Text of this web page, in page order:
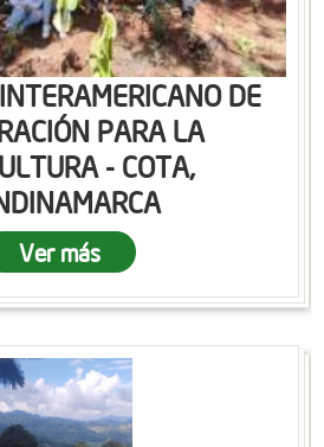
DE
PARA LA
- COTA,
Ver más